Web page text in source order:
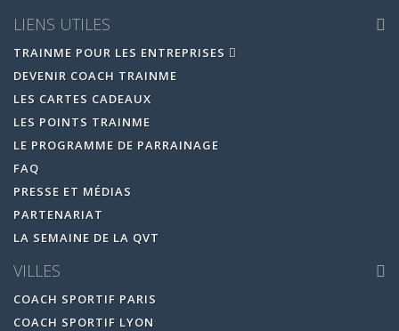
LIENS UTILES
TRAINME POUR LES ENTREPRISES
DEVENIR COACH TRAINME
LES CARTES CADEAUX
LES POINTS TRAINME
LE PROGRAMME DE PARRAINAGE
FAQ
PRESSE ET MÉDIAS
PARTENARIAT
LA SEMAINE DE LA QVT
VILLES
COACH SPORTIF PARIS
COACH SPORTIF LYON